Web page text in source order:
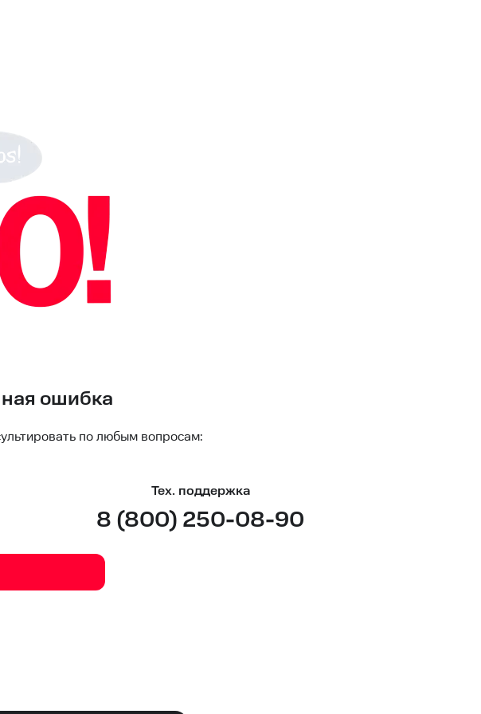
ошибка
по любым вопросам:
Тех. поддержка
8 (800) 250-08-90